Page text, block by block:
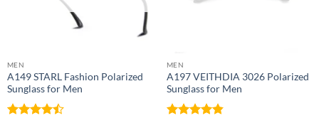
MEN
A149 STARL Fashion Polarized
Sunglass for Men
MEN
A197 VEITHDIA 3026 Polarized
Sunglass for Men